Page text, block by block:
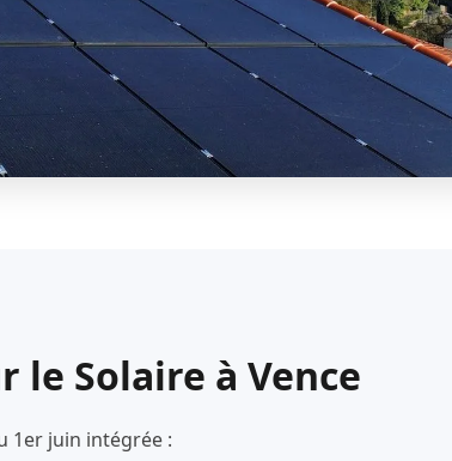
le Solaire à Vence
1er juin intégrée :